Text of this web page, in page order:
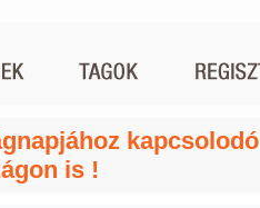
kapcsolodó
is !